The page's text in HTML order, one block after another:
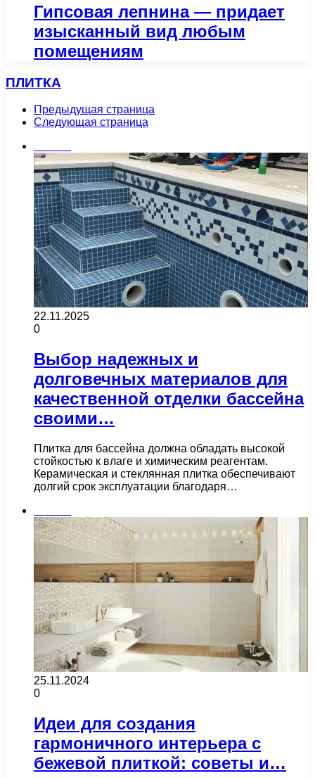
Гипсовая лепнина — придает
изысканный вид любым
помещениям
ПЛИТКА
Предыдущая страница
Следующая страница
22.11.2025
0
Выбор надежных и
долговечных материалов для
качественной отделки бассейна
своими…
Плитка для бассейна должна обладать высокой
стойкостью к влаге и химическим реагентам.
Керамическая и стеклянная плитка обеспечивают
долгий срок эксплуатации благодаря…
25.11.2024
0
Идеи для создания
гармоничного интерьера с
бежевой плиткой: советы и…